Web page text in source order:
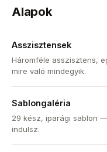
Alapok
Asszisztensek
Háromféle asszisztens,
mire való mindegyik.
Sablongaléria
29 kész, iparági sablon
indulsz.